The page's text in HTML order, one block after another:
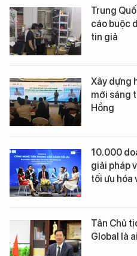
Trung
cáo buộc
tin giả
Xây dựng
mới sáng
Hồng
10.000
giải pháp
tối ưu hóa
Tân Chủ
Global là